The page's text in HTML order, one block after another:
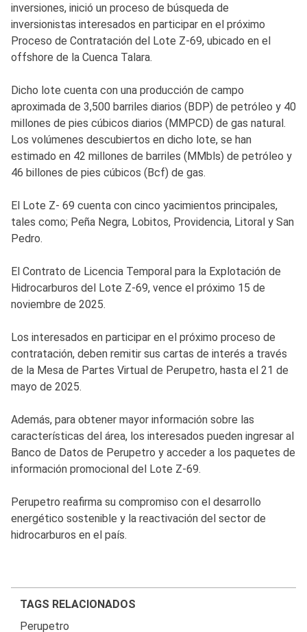
inversiones, inició un proceso de búsqueda de
inversionistas interesados en participar en el próximo
Proceso de Contratación del Lote Z-69, ubicado en el
offshore de la Cuenca Talara.
Dicho lote cuenta con una producción de campo
aproximada de 3,500 barriles diarios (BDP) de petróleo y 40
millones de pies cúbicos diarios (MMPCD) de gas natural.
Los volúmenes descubiertos en dicho lote, se han
estimado en 42 millones de barriles (MMbls) de petróleo y
46 billones de pies cúbicos (Bcf) de gas.
El Lote Z- 69 cuenta con cinco yacimientos principales,
tales como; Peña Negra, Lobitos, Providencia, Litoral y San
Pedro.
El Contrato de Licencia Temporal para la Explotación de
Hidrocarburos del Lote Z-69, vence el próximo 15 de
noviembre de 2025.
Los interesados en participar en el próximo proceso de
contratación, deben remitir sus cartas de interés a través
de la Mesa de Partes Virtual de Perupetro, hasta el 21 de
mayo de 2025.
Además, para obtener mayor información sobre las
características del área, los interesados pueden ingresar al
Banco de Datos de Perupetro y acceder a los paquetes de
información promocional del Lote Z-69.
Perupetro reafirma su compromiso con el desarrollo
energético sostenible y la reactivación del sector de
hidrocarburos en el país.
TAGS RELACIONADOS
Perupetro